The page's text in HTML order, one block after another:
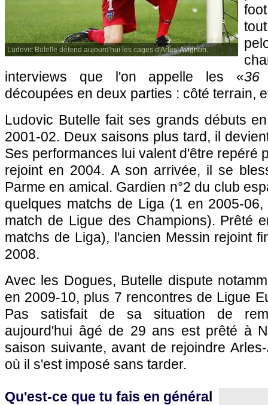
Ludovic Butelle défend aujourd'hui les cages d'Arles-Avignon.
interviews que l'on appelle les «36
découpées en deux parties : côté terrain,
Ludovic Butelle fait ses grands débuts
2001-02. Deux saisons plus tard, il
Ses performances lui valent d'être repéré
rejoint en 2004. A son arrivée, il se
Parme en amical. Gardien n°2 du club
quelques matchs de Liga (1 en 2005-
match de Ligue des Champions). Prêté
matchs de Liga), l'ancien Messin rejoint
2008.
Avec les Dogues, Butelle dispute
en 2009-10, plus 7 rencontres de Ligue
Pas satisfait de sa situation de
aujourd'hui âgé de 29 ans est prêté à
saison suivante, avant de rejoindre
où il s'est imposé sans tarder.
Qu'est-ce que tu fais en général